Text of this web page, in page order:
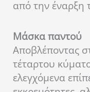
από την έναρξη
Μάσκα παντού
Αποβλέποντας
τέταρτου
ελεγχόμενα